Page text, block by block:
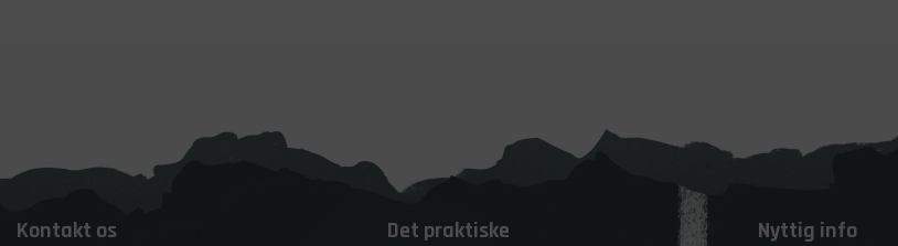
Kontakt os Det praktiske Nyttig info